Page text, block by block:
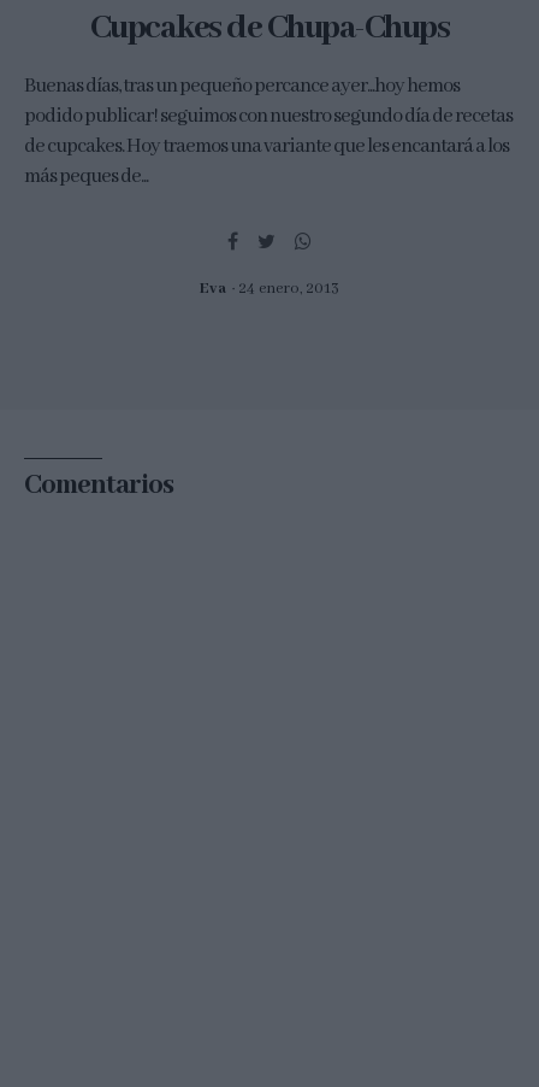
Cupcakes de Chupa-Chups
Buenas días, tras un pequeño percance ayer...hoy hemos
podido publicar! seguimos con nuestro segundo día de recetas
de cupcakes. Hoy traemos una variante que les encantará a los
más peques de...
Eva 24 enero, 2013
Comentarios